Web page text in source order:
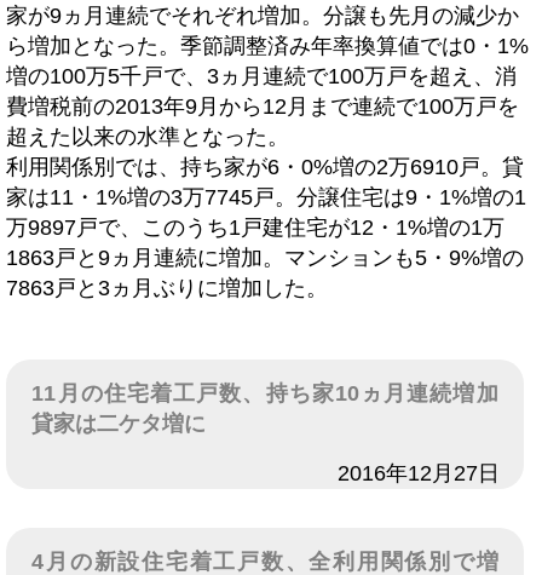
家が9ヵ月連続でそれぞれ増加。分譲も先月の減少か
ら増加となった。季節調整済み年率換算値では0・1%
増の100万5千戸で、3ヵ月連続で100万戸を超え、消
費増税前の2013年9月から12月まで連続で100万戸を
超えた以来の水準となった。
利用関係別では、持ち家が6・0%増の2万6910戸。貸
家は11・1%増の3万7745戸。分譲住宅は9・1%増の1
万9897戸で、このうち1戸建住宅が12・1%増の1万
1863戸と9ヵ月連続に増加。マンションも5・9%増の
7863戸と3ヵ月ぶりに増加した。
11月の住宅着工戸数、持ち家10ヵ月連続増加
貸家は二ケタ増に
2016年12月27日
4月の新設住宅着工戸数、全利用関係別で増